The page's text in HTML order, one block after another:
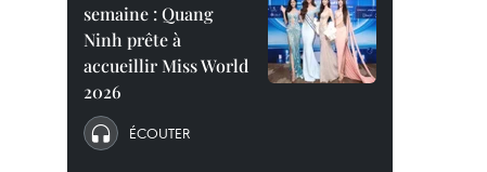
semaine : Quang
Ninh prête à
accueillir Miss World
2026
ÉCOUTER